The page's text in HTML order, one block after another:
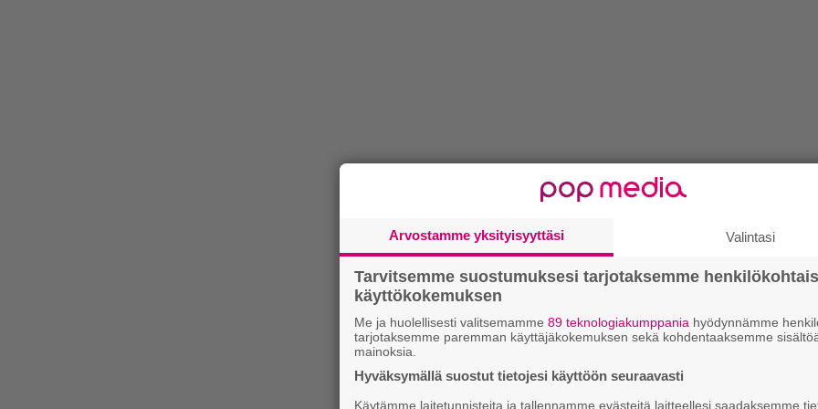
Arvostamme yksityisyyttäsi Valintasi
Tarvitsemme suostumuksesi tarjotaksemme
käyttökokemuksen
Me ja huolellisesti valitsemamme 89 teknologiakumppania hyödynnämme
tarjotaksemme paremman käyttäjäkokemuksen sekä kohdentaaksemme
mainoksia.
Hyväksymällä suostut tietojesi käyttöön seuraavasti
Käytämme laitetunnisteita ja tallennamme evästeitä laitteellesi saadaksemme